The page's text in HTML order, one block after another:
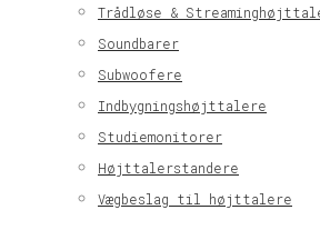
Trådløse &
Soundbarer
Subwoofere
Indbygningshøjttalere
Studiemonitorer
Højttalerstandere
Vægbeslag til højttalere